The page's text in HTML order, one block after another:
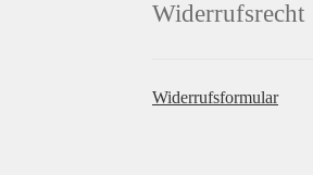
Widerrufsrecht
Widerrufsformular